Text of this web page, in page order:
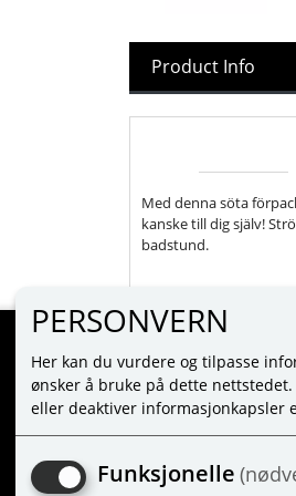
Product Info
Med denna söta
kanske till dig själv!
badstund.
MINE SIDER
LOGIN
TERMS
PERSONVERN
Her kan du vurdere og tilpasse
ønsker å bruke på dette
eller deaktiver informasjonkapsler
Funksjonelle